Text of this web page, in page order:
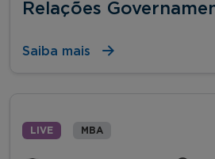
Relações
Saiba mais
LIVE MBA